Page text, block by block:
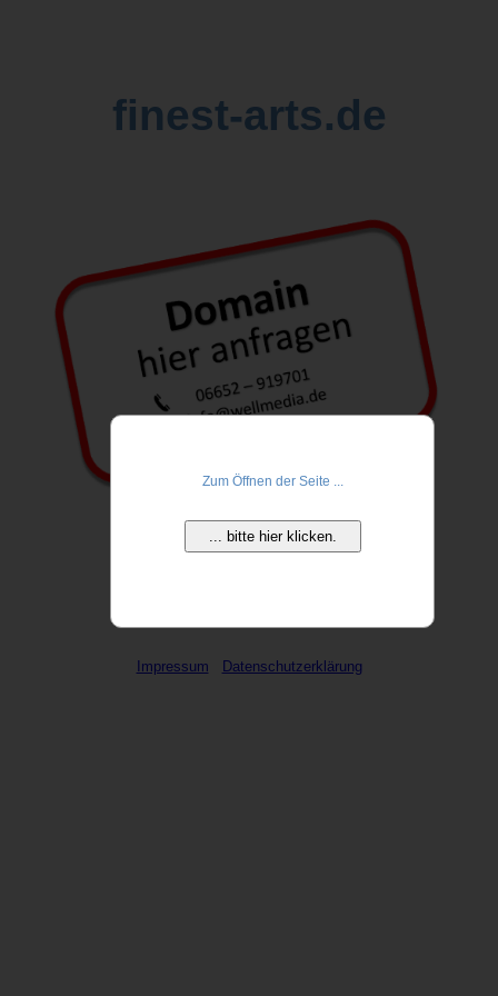
finest-arts.de
Impressum Datenschutzerklärung
Zum Öffnen der Seite ...
... bitte hier klicken.